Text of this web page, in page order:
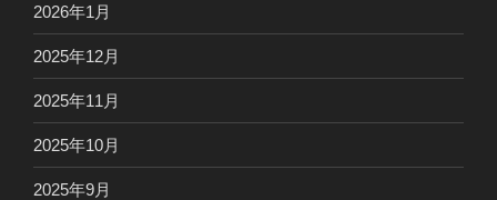
2026年1月
2025年12月
2025年11月
2025年10月
2025年9月